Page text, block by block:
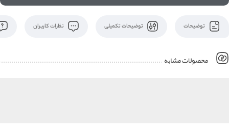
توضیحات توضیحات تکمیلی نظرات کاربران
محصولات مشابه